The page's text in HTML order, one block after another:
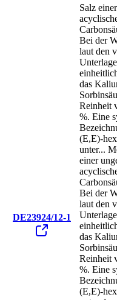
DE23924/12-1
Salz
Bei der
laut den
das
Reinheit
%. Eine
(E,E)-
unter...
einer
Bei der
laut den
das
Reinheit
%. Eine
(E,E)-